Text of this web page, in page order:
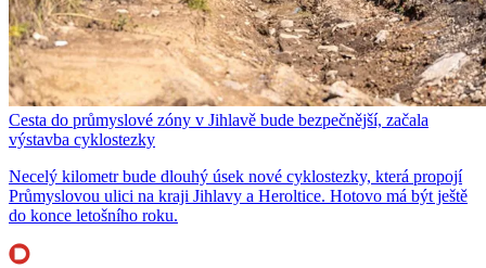
Cesta do průmyslové zóny v Jihlavě bude bezpečnější, začala
výstavba cyklostezky
Necelý kilometr bude dlouhý úsek nové cyklostezky, která propojí
Průmyslovou ulici na kraji Jihlavy a Heroltice. Hotovo má být ještě
do konce letošního roku.